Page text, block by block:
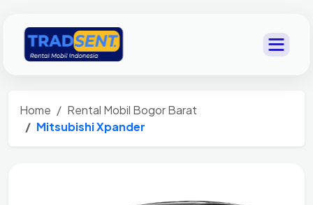
Home
Rental Mobil Bogor Barat
Mitsubishi Xpander